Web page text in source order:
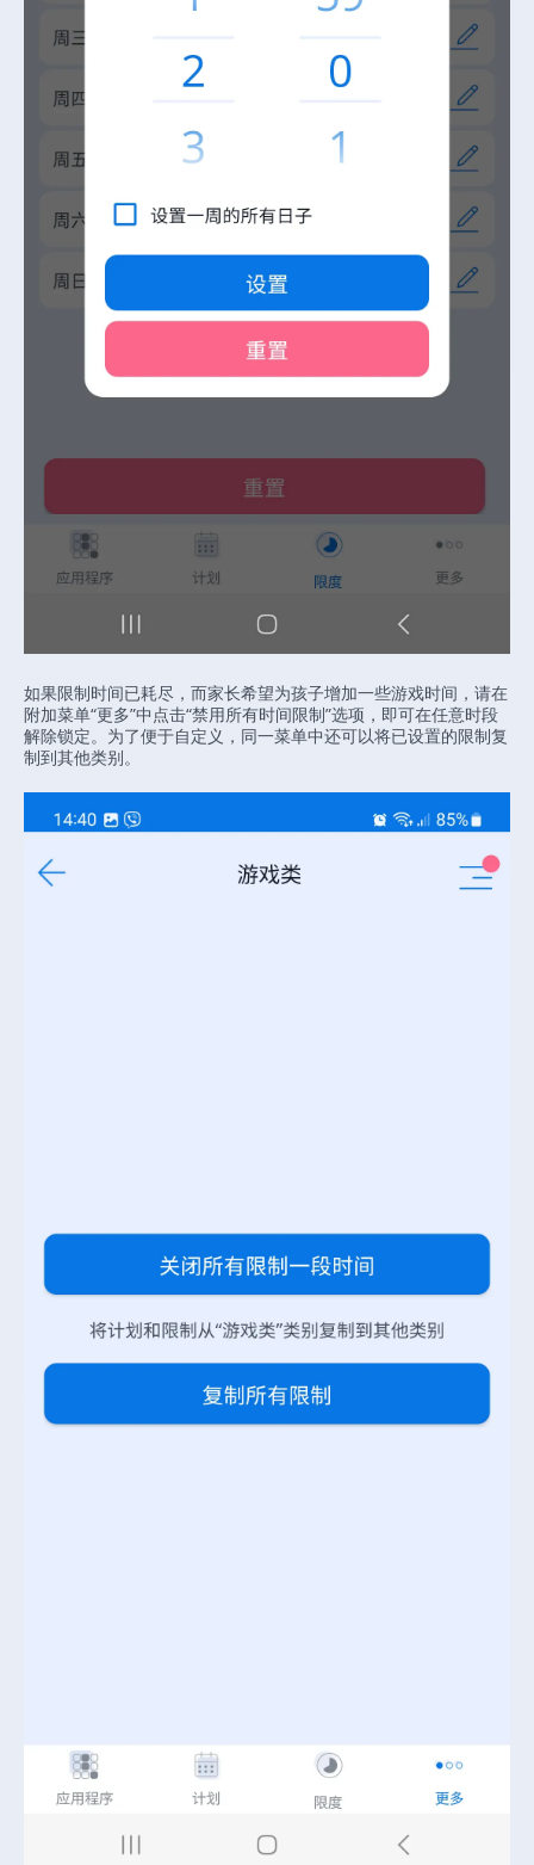
如果限制时间已耗尽，而家长希望为孩子增加一些游戏时间，请在
附加菜单“更多”中点击“禁用所有时间限制”选项，即可在任意时段
解除锁定。为了便于自定义，同一菜单中还可以将已设置的限制复
制到其他类别。